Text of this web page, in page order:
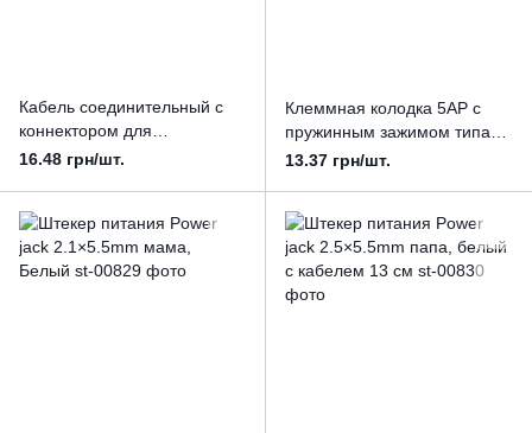
Кабель соединительный с
коннектором для
светодиодной ленты RGB
16.48 грн/шт.
Клеммная колодка 5AP с
пружинным зажимом типа
Wago
13.37 грн/шт.